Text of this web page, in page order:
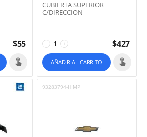
$55
CUBIERTA SUPERIOR
C/DIRECCION
+
− $427
AÑADIR AL CARRITO
93283794-HIMP